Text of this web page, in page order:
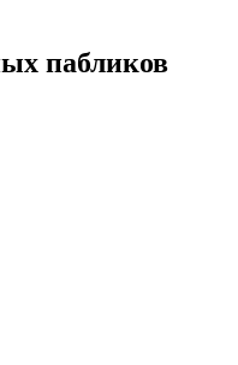
пабликов